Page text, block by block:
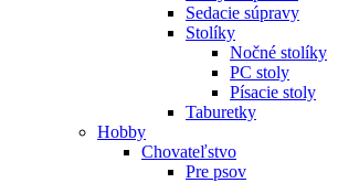
Sedacie súpravy
Stolíky
Nočné stolíky
PC stoly
Písacie stoly
Taburetky
Hobby
Chovateľstvo
Pre psov